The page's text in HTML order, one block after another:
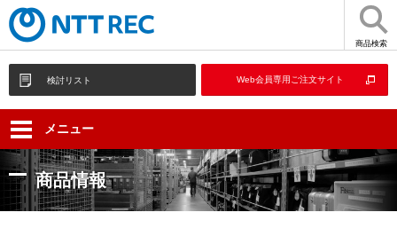
商品検索
検討リスト Web会員専用ご注文サイト
メニュー
商品情報